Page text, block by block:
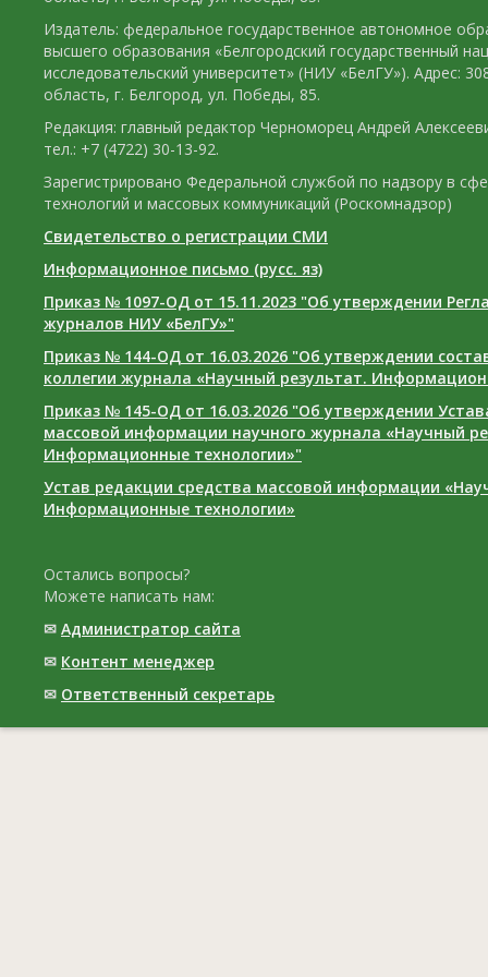
Издатель: федеральное государственное автономное
высшего образования «Белгородский государственный
исследовательский университет» (НИУ «БелГУ»). Адрес:
область, г. Белгород, ул. Победы, 85.
Редакция: главный редактор Черноморец Андрей
тел.: +7 (4722) 30-13-92.
Зарегистрировано Федеральной службой по надзору в
технологий и массовых коммуникаций (Роскомнадзор)
Свидетельство о регистрации СМИ
Информационное письмо (русс. яз)
Приказ № 1097-ОД от 15.11.2023 "Об утверждении
журналов НИУ «БелГУ»"
Приказ № 144-ОД от 16.03.2026 "Об утверждении
коллегии журнала «Научный результат.
Приказ № 145-ОД от 16.03.2026 "Об утверждении
массовой информации научного журнала «Научный
Информационные технологии»"
Устав редакции средства массовой информации
Информационные технологии»
Остались вопросы?
Можете написать нам:
✉ Администратор сайта
✉ Контент менеджер
✉ Ответственный cекретарь